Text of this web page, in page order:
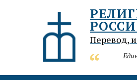
Перевод,